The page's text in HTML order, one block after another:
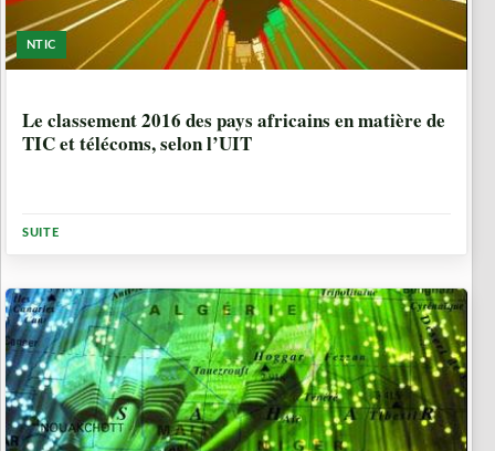
NTIC
Le classement 2016 des pays africains en matière de
TIC et télécoms, selon l’UIT
SUITE